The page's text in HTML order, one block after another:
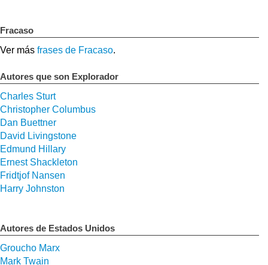
Fracaso
Ver más frases de Fracaso.
Autores que son Explorador
Charles Sturt
Christopher Columbus
Dan Buettner
David Livingstone
Edmund Hillary
Ernest Shackleton
Fridtjof Nansen
Harry Johnston
Autores de Estados Unidos
Groucho Marx
Mark Twain